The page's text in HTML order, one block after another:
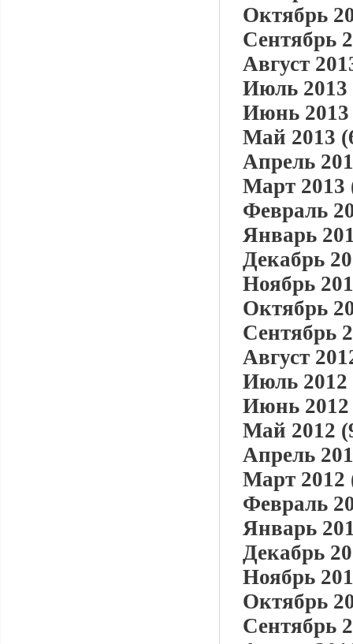
Октябрь
Сентябрь
Август
Июль 2013
Июнь 2013
Май 2013
Апрель
Март 2013
Февраль
Январь
Декабрь
Ноябрь
Октябрь
Сентябрь
Август
Июль 2012
Июнь 2012
Май 2012
Апрель
Март 2012
Февраль
Январь
Декабрь
Ноябрь
Октябрь
Сентябрь